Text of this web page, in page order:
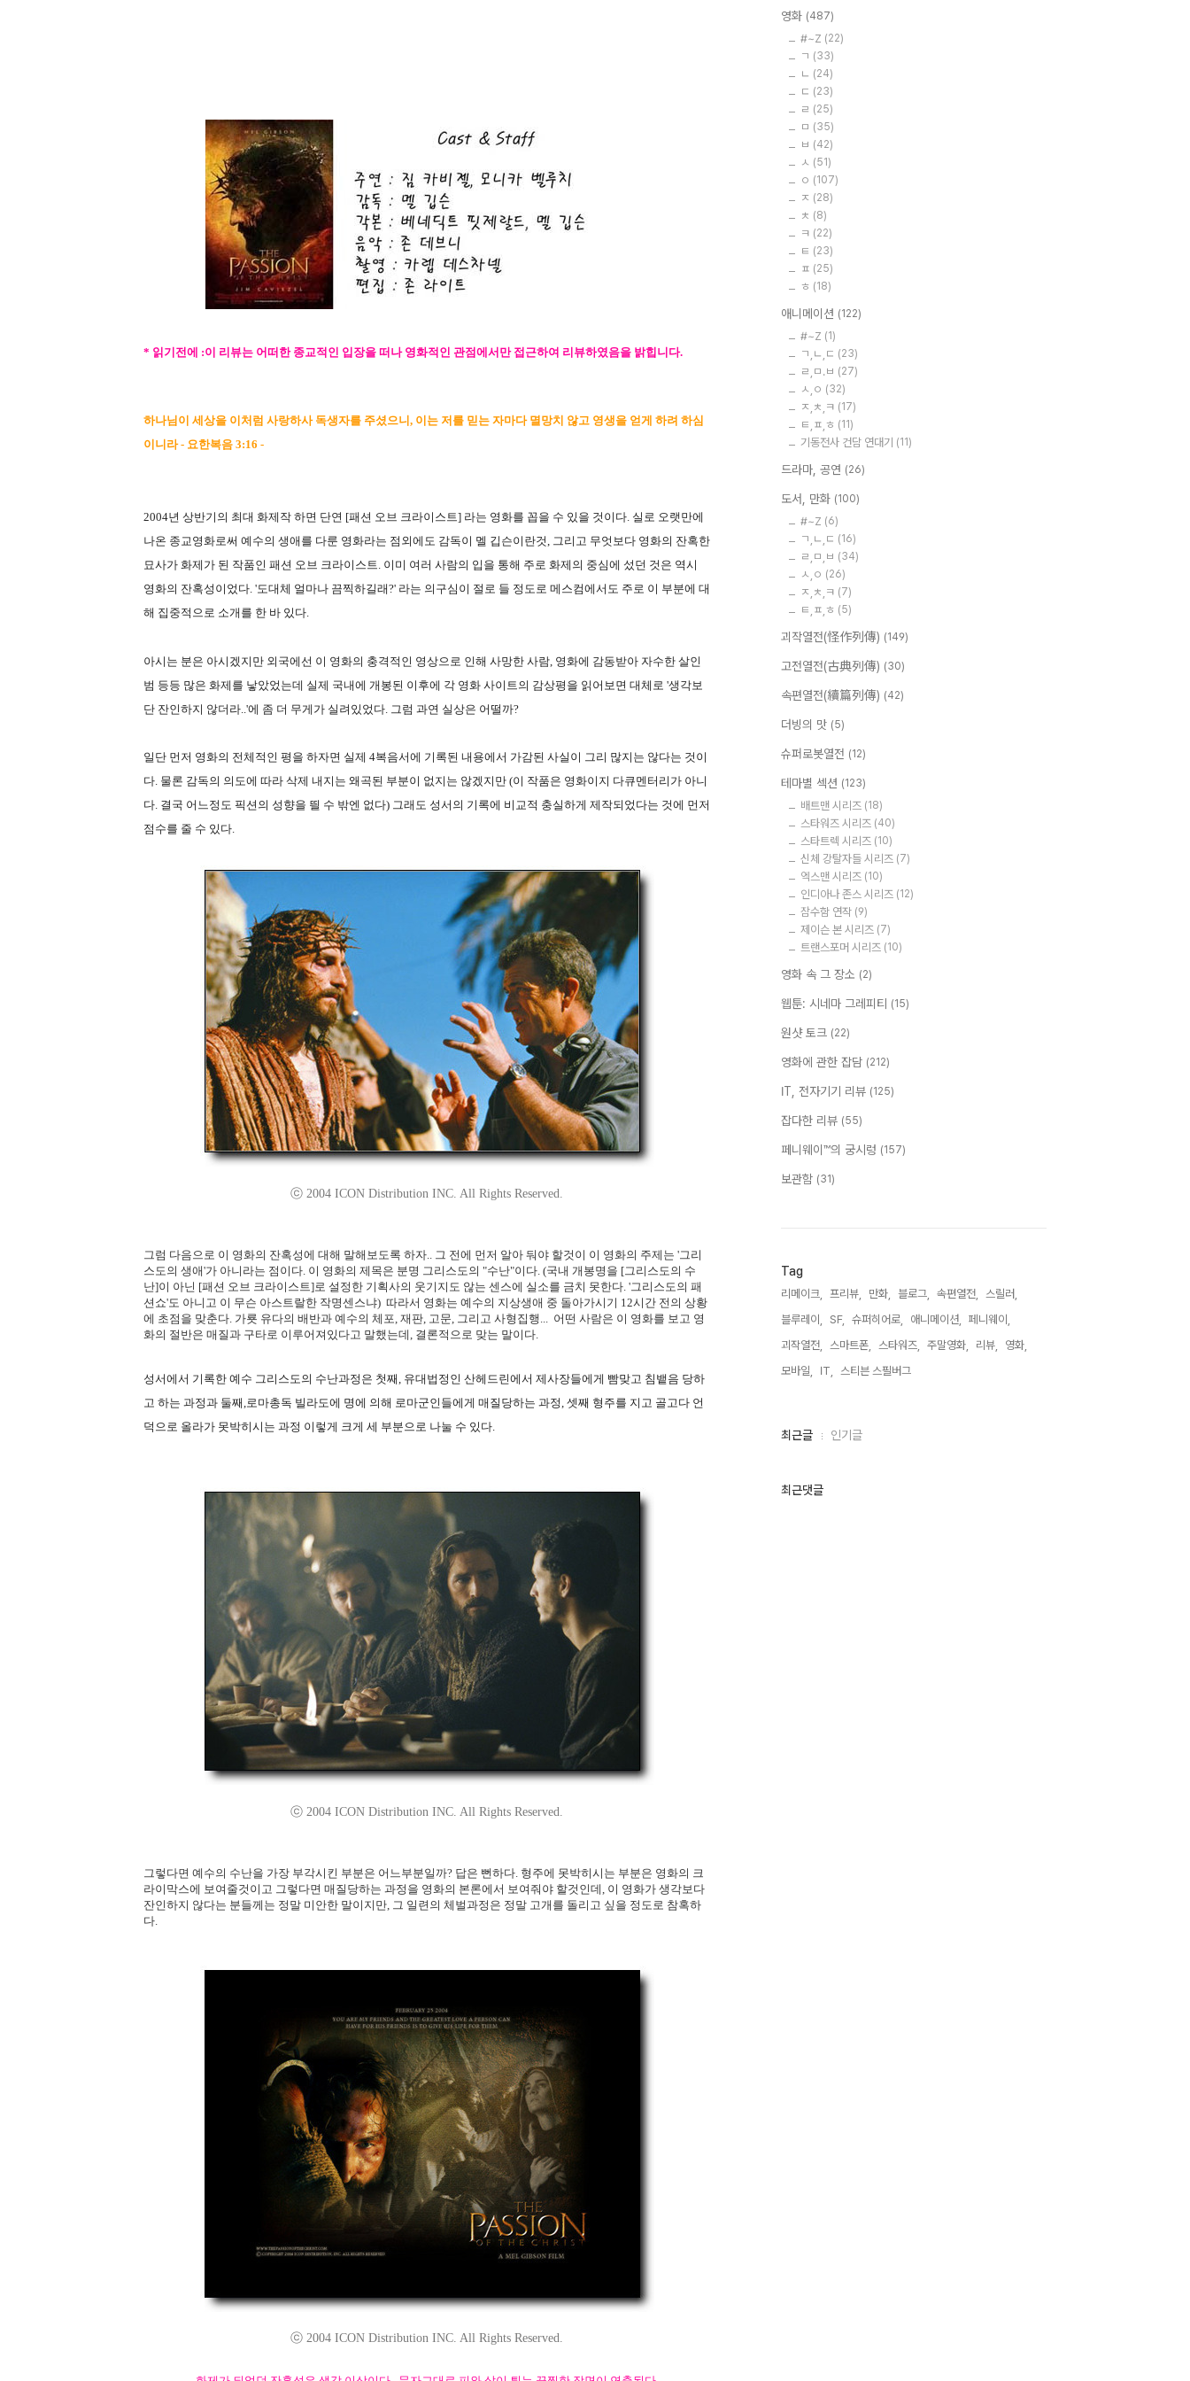
* 읽기전에 :이 리뷰는 어떠한 종교적인 입장을 떠나 영화적인 관점에서만 접근하여 리뷰하였음을 밝힙니다.
하나님이 세상을 이처럼 사랑하사 독생자를 주셨으니, 이는 저를 믿는 자마다 멸망치 않고 영생을 얻게 하려 하심
이니라 - 요한복음 3:16 -
2004년 상반기의 최대 화제작 하면 단연 [패션 오브 크라이스트] 라는 영화를 꼽을 수 있을 것이다. 실로 오랫만에
나온 종교영화로써 예수의 생애를 다룬 영화라는 점외에도 감독이 멜 깁슨이란것, 그리고 무엇보다 영화의 잔혹한
묘사가 화제가 된 작품인 패션 오브 크라이스트. 이미 여러 사람의 입을 통해 주로 화제의 중심에 섰던 것은 역시
영화의 잔혹성이었다. '도대체 얼마나 끔찍하길래?' 라는 의구심이 절로 들 정도로 메스컴에서도 주로 이 부분에 대
해 집중적으로 소개를 한 바 있다.
아시는 분은 아시겠지만 외국에선 이 영화의 충격적인 영상으로 인해 사망한 사람, 영화에 감동받아 자수한 살인
범 등등 많은 화제를 낳았었는데 실제 국내에 개봉된 이후에 각 영화 사이트의 감상평을 읽어보면 대체로 '생각보
단 잔인하지 않더라..'에 좀 더 무게가 실려있었다. 그럼 과연 실상은 어떨까?
일단 먼저 영화의 전체적인 평을 하자면 실제 4복음서에 기록된 내용에서 가감된 사실이 그리 많지는 않다는 것이
다. 물론 감독의 의도에 따라 삭제 내지는 왜곡된 부분이 없지는 않겠지만 (이 작품은 영화이지 다큐멘터리가 아니
다. 결국 어느정도 픽션의 성향을 띌 수 밖엔 없다) 그래도 성서의 기록에 비교적 충실하게 제작되었다는 것에 먼저
점수를 줄 수 있다.
ⓒ 2004 ICON Distribution INC. All Rights Reserved.
그럼 다음으로 이 영화의 잔혹성에 대해 말해보도록 하자.. 그 전에 먼저 알아 둬야 할것이 이 영화의 주제는 '그리
스도의 생애'가 아니라는 점이다. 이 영화의 제목은 분명 그리스도의 "수난"이다. (국내 개봉명을 [그리스도의 수
난]이 아닌 [패션 오브 크라이스트]로 설정한 기획사의 웃기지도 않는 센스에 실소를 금치 못한다. '그리스도의 패
션쇼'도 아니고 이 무슨 아스트랄한 작명센스냐) 따라서 영화는 예수의 지상생애 중 돌아가시기 12시간 전의 상황
에 초점을 맞춘다. 가룟 유다의 배반과 예수의 체포, 재판, 고문, 그리고 사형집행... 어떤 사람은 이 영화를 보고 영
화의 절반은 매질과 구타로 이루어져있다고 말했는데, 결론적으로 맞는 말이다.
성서에서 기록한 예수 그리스도의 수난과정은 첫째, 유대법정인 산헤드린에서 제사장들에게 빰맞고 침뱉음 당하
고 하는 과정과 둘째,로마총독 빌라도에 명에 의해 로마군인들에게 매질당하는 과정, 셋째 형주를 지고 골고다 언
덕으로 올라가 못박히시는 과정 이렇게 크게 세 부분으로 나눌 수 있다.
ⓒ 2004 ICON Distribution INC. All Rights Reserved.
그렇다면 예수의 수난을 가장 부각시킨 부분은 어느부분일까? 답은 뻔하다. 형주에 못박히시는 부분은 영화의 크
라이막스에 보여줄것이고 그렇다면 매질당하는 과정을 영화의 본론에서 보여줘야 할것인데, 이 영화가 생각보다
잔인하지 않다는 분들께는 정말 미안한 말이지만, 그 일련의 체벌과정은 정말 고개를 돌리고 싶을 정도로 참혹하
다.
ⓒ 2004 ICON Distribution INC. All Rights Reserved.
영화 (487)
#~Z (22)
ㄱ (33)
ㄴ (24)
ㄷ (23)
ㄹ (25)
ㅁ (35)
ㅂ (42)
ㅅ (51)
ㅇ (107)
ㅈ (28)
ㅊ (8)
ㅋ (22)
ㅌ (23)
ㅍ (25)
ㅎ (18)
애니메이션 (122)
#~Z (1)
ㄱ,ㄴ,ㄷ (23)
ㄹ,ㅁ.ㅂ (27)
ㅅ,ㅇ (32)
ㅈ,ㅊ,ㅋ (17)
ㅌ,ㅍ,ㅎ (11)
기동전사 건담 연대기 (11)
드라마, 공연 (26)
도서, 만화 (100)
#~Z (6)
ㄱ,ㄴ,ㄷ (16)
ㄹ,ㅁ,ㅂ (34)
ㅅ,ㅇ (26)
ㅈ,ㅊ,ㅋ (7)
ㅌ,ㅍ,ㅎ (5)
괴작열전(怪作列傳) (149)
고전열전(古典列傳) (30)
속편열전(續篇列傳) (42)
더빙의 맛 (5)
슈퍼로봇열전 (12)
테마별 섹션 (123)
배트맨 시리즈 (18)
스타워즈 시리즈 (40)
스타트렉 시리즈 (10)
신체 강탈자들 시리즈 (7)
엑스맨 시리즈 (10)
인디아나 존스 시리즈 (12)
잠수함 연작 (9)
제이슨 본 시리즈 (7)
트랜스포머 시리즈 (10)
영화 속 그 장소 (2)
웹툰: 시네마 그레피티 (15)
원샷 토크 (22)
영화에 관한 잡담 (212)
IT, 전자기기 리뷰 (125)
잡다한 리뷰 (55)
페니웨이™의 궁시렁 (157)
보관함 (31)
Tag
리메이크, 프리뷰, 만화, 블로그, 속편열전,
스릴러,
블루레이,
SF, 슈퍼히어로, 애니메이션,
페니웨이,
괴작열전,
스마트폰, 스타워즈, 주말영화, 리뷰,
영화,
모바일,
IT, 스티븐 스필버그,
최
인
최근글 인기글
최근댓글